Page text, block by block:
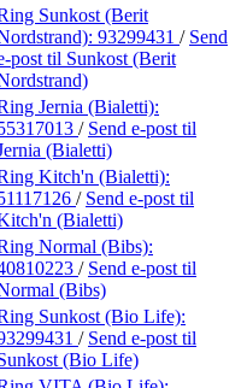
Sunkost (Berit
93299431 / Send
post til Sunkost (Berit
Jernia (Bialetti):
/ Send e-post til
(Bialetti)
Kitch'n (Bialetti):
/ Send e-post til
(Bialetti)
Normal (Bibs):
/ Send e-post til
(Bibs)
Sunkost (Bio Life):
/ Send e-post til
(Bio Life)